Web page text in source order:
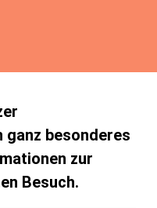
besonderes
zur
Besuch.